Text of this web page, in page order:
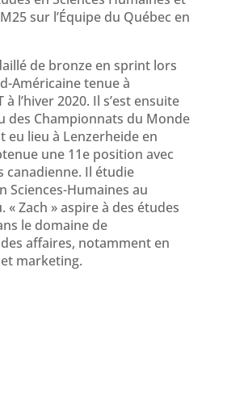
sur l’Équipe du Québec en
de bronze en sprint lors
Américaine tenue à
l’hiver 2020. Il s’est ensuite
des Championnats du Monde
eu lieu à Lenzerheide en
une 11e position avec
canadienne. Il étudie
Sciences-Humaines au
« Zach » aspire à des études
le domaine de
affaires, notamment en
marketing.